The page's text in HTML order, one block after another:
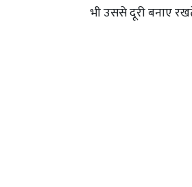
भी उससे दूरी बनाए